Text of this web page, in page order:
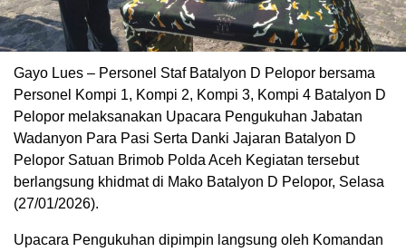
Gayo Lues – Personel Staf Batalyon D Pelopor bersama
Personel Kompi 1, Kompi 2, Kompi 3, Kompi 4 Batalyon D
Pelopor melaksanakan Upacara Pengukuhan Jabatan
Wadanyon Para Pasi Serta Danki Jajaran Batalyon D
Pelopor Satuan Brimob Polda Aceh Kegiatan tersebut
berlangsung khidmat di Mako Batalyon D Pelopor, Selasa
(27/01/2026).
Upacara Pengukuhan dipimpin langsung oleh Komandan